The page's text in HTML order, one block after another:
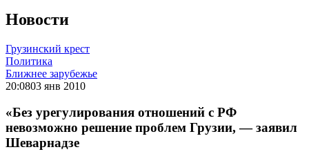
Новости
Грузинский крест
Политика
Ближнее зарубежье
20:0803 янв 2010
«Без урегулирования отношений с РФ
невозможно решение проблем Грузии, — заявил
Шеварнадзе